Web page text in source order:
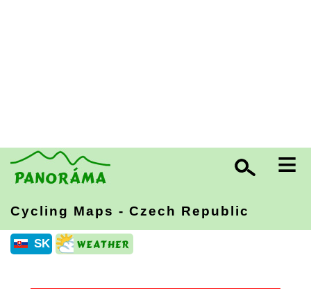
≡
Cycling Maps - Czech Republic
SK